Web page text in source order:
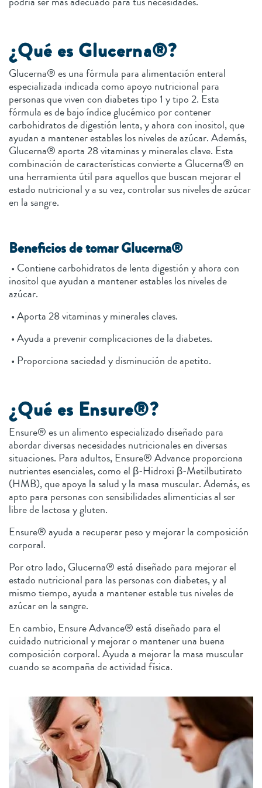
¿Qué es Glucerna®?
Glucerna® es una fórmula para alimentación enteral
especializada indicada como apoyo nutricional para
personas que viven con diabetes tipo 1 y tipo 2. Esta
fórmula es de bajo índice glucémico por contener
carbohidratos de digestión lenta, y ahora con inositol, que
ayudan a mantener estables los niveles de azúcar. Además,
Glucerna® aporta 28 vitaminas y minerales clave. Esta
combinación de características convierte a Glucerna® en
una herramienta útil para aquellos que buscan mejorar el
estado nutricional y a su vez, controlar sus niveles de azúcar
en la sangre.
Beneficios de tomar Glucerna®
• Contiene carbohidratos de lenta digestión y ahora con
inositol que ayudan a mantener estables los niveles de
azúcar.
• Aporta 28 vitaminas y minerales claves.
• Ayuda a prevenir complicaciones de la diabetes.
• Proporciona saciedad y disminución de apetito.
¿Qué es Ensure®?
Ensure® es un alimento especializado diseñado para
abordar diversas necesidades nutricionales en diversas
situaciones. Para adultos, Ensure® Advance proporciona
nutrientes esenciales, como el β-Hidroxi β-Metilbutirato
(HMB), que apoya la salud y la masa muscular. Además, es
apto para personas con sensibilidades alimenticias al ser
libre de lactosa y gluten.
Ensure® ayuda a recuperar peso y mejorar la composición
corporal.
Por otro lado, Glucerna® está diseñado para mejorar el
estado nutricional para las personas con diabetes, y al
mismo tiempo, ayuda a mantener estable tus niveles de
azúcar en la sangre.
En cambio, Ensure Advance® está diseñado para el
cuidado nutricional y mejorar o mantener una buena
composición corporal. Ayuda a mejorar la masa muscular
cuando se acompaña de actividad física.